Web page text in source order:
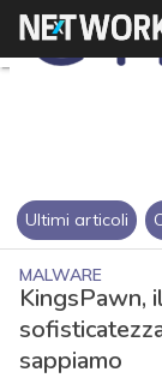
Ultimi articoli
MALWARE
KingsPawn,
sappiamo